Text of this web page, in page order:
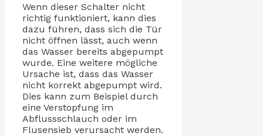
Wenn dieser Schalter nicht
richtig funktioniert, kann dies
dazu führen, dass sich die Tür
nicht öffnen lässt, auch wenn
das Wasser bereits abgepumpt
wurde. Eine weitere mögliche
Ursache ist, dass das Wasser
nicht korrekt abgepumpt wird.
Dies kann zum Beispiel durch
eine Verstopfung im
Abflussschlauch oder im
Flusensieb verursacht werden.